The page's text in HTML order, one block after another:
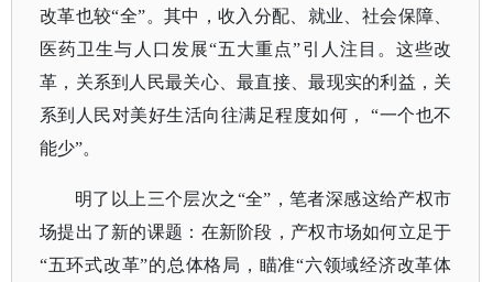
改革也较“全”。其中，收入分配、就业、社会保障、
医药卫生与人口发展“五大重点”引人注目。这些改
革，关系到人民最关心、最直接、最现实的利益，关
系到人民对美好生活向往满足程度如何， “一个也不
能少”。
明了以上三个层次之“全”，笔者深感这给产权市
场提出了新的课题：在新阶段，产权市场如何立足于
“五环式改革”的总体格局，瞄准“六领域经济改革体